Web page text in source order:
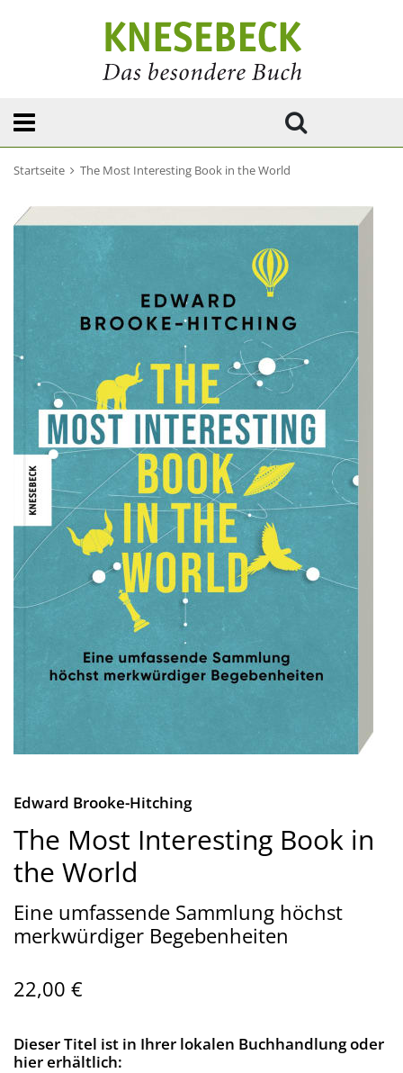
Startseite The Most Interesting Book in the World
Edward Brooke-Hitching
The Most Interesting Book in
the World
Eine umfassende Sammlung höchst
merkwürdiger Begebenheiten
22,00 €
Dieser Titel ist in Ihrer lokalen Buchhandlung oder
hier erhältlich: